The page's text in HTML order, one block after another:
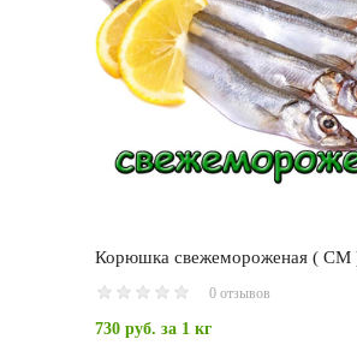
Корюшка свежемороженая ( СМ
0 отзывов
730 руб. за 1 кг